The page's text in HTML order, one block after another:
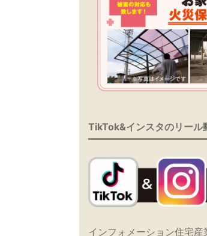
TikTok&インスタのリール
インフォメーション住宅